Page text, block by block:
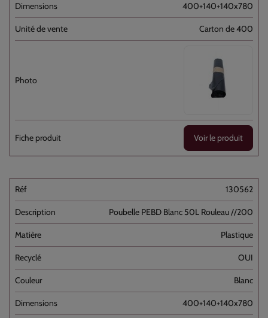
400+140+140x780
Carton de 400
Voir le produit
130562
Poubelle PEBD Blanc 50L Rouleau //200
Plastique
OUI
Blanc
400+140+140x780